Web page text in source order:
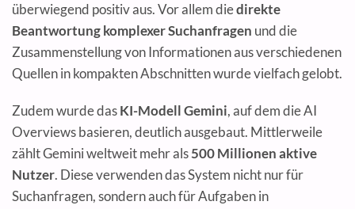
überwiegend positiv aus. Vor allem diedirekte
Beantwortung komplexer Suchanfragen und die
Zusammenstellung von Informationen aus verschiedenen
Quellen in kompakten Abschnitten wurde vielfach gelobt.
Zudem wurde dasKI-Modell Gemini, auf dem die AI
Overviews basieren, deutlich ausgebaut. Mittlerweile
zählt Gemini weltweit mehr als500 Millionen aktive
Nutzer. Diese verwenden das System nicht nur für
Suchanfragen, sondern auch für Aufgaben in